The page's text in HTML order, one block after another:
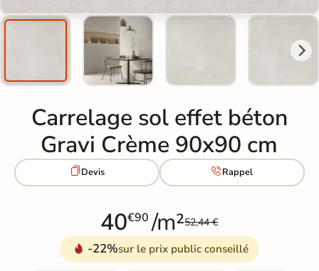
Carrelage sol effet béton
Gravi Crème 90x90 cm
Devis Rappel
40€90 /m²52,44 €
-22%sur le prix public conseillé